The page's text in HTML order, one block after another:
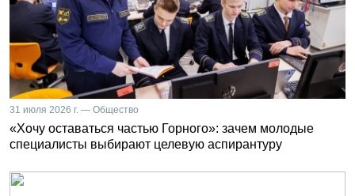
31 июля 2026 г. — Общество
«Хочу оставаться частью Горного»: зачем молодые
специалисты выбирают целевую аспирантуру